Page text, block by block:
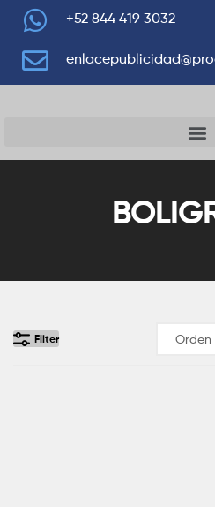
+52 844 419 3032
Filter